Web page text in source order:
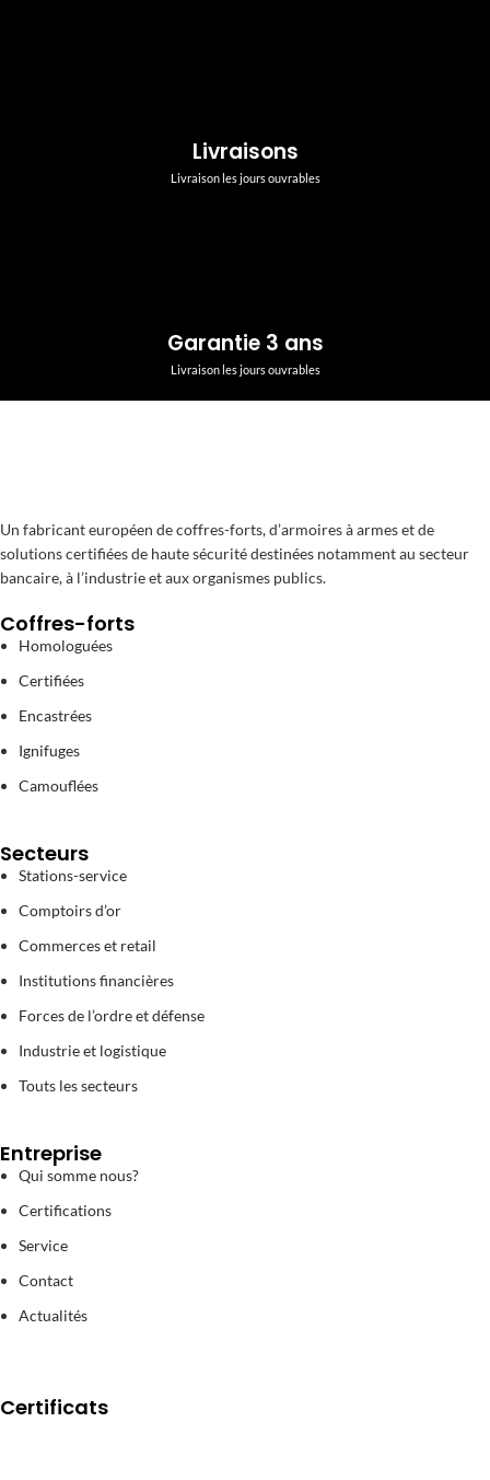
Livraisons
Livraison les jours ouvrables
Garantie 3 ans
Livraison les jours ouvrables
Un fabricant européen de coffres-forts, d’armoires à armes et de
solutions certifiées de haute sécurité destinées notamment au secteur
bancaire, à l’industrie et aux organismes publics.
Coffres-forts
Homologuées
Certifiées
Encastrées
Ignifuges
Camouflées
Secteurs
Stations-service
Comptoirs d’or
Commerces et retail
Institutions financières
Forces de l’ordre et défense
Industrie et logistique
Touts les secteurs
Entreprise
Qui somme nous?
Certifications
Service
Contact
Actualités
Certificats